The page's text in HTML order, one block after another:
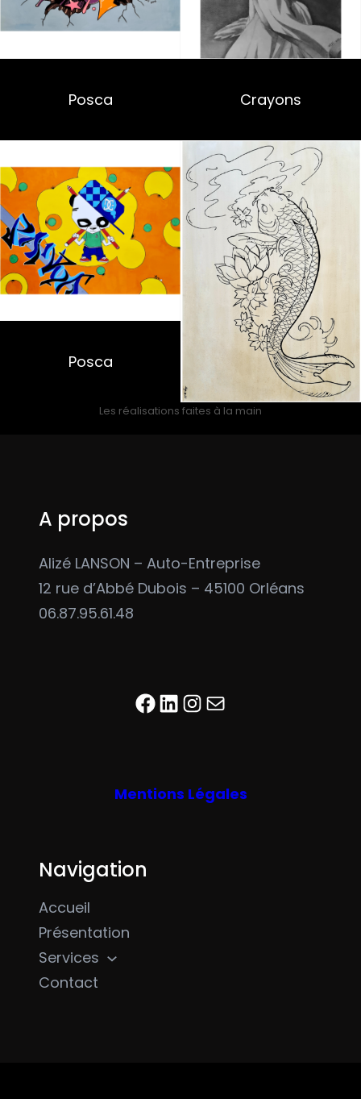
Posca Crayons
Posca
Les réalisations faites à la main
A propos
Alizé LANSON – Auto-Entreprise
12 rue d’Abbé Dubois – 45100 Orléans
06.87.95.61.48
Facebook LinkedIn Instagram E-mail
Mentions Légales
Navigation
Accueil
Présentation
Services
Contact